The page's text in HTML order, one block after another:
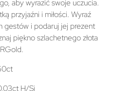
aby wyrazić swoje uczucia.
przyjaźni i miłości. Wyraź
gestów i podaruj jej prezent
piękno szlachetnego złota
H/Si